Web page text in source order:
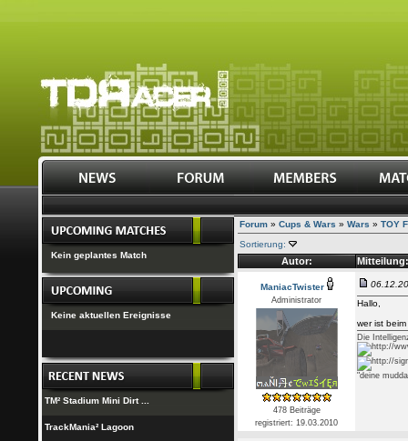
Kein geplantes Match
Keine aktuellen Ereignisse
TM² Stadium Mini Dirt ...
TrackMania² Lagoon
Forum » Cups & Wars » Wars » TOY
Sortierung:
Autor: Mitteilung:
ManiacTwister
Administrator
478 Beiträge
registriert: 19.03.2010
Hallo,
wer ist
Die
"deine